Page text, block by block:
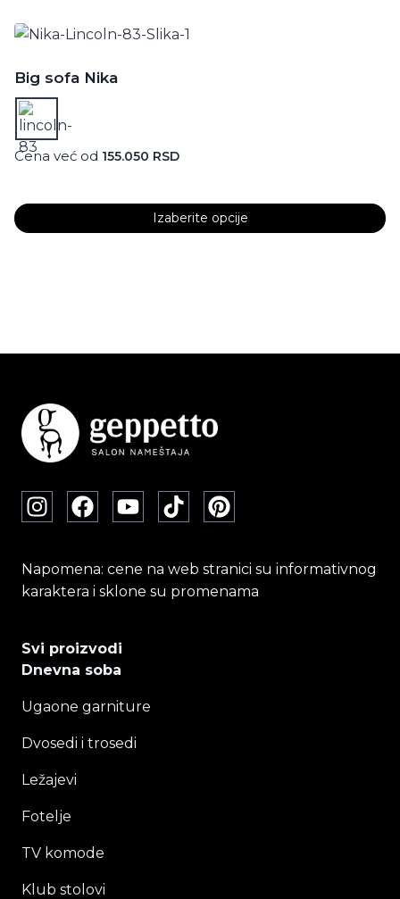
Big sofa Nika
Cena već od 155.050 RSD
Izaberite opcije
Opcije
izabrane
na
stranici
proizvoda.
Napomena: cene na web stranici su informativnog
karaktera i sklone su promenama
Svi proizvodi
Dnevna soba
Ugaone garniture
Dvosedi i trosedi
Ležajevi
Fotelje
TV komode
Klub stolovi